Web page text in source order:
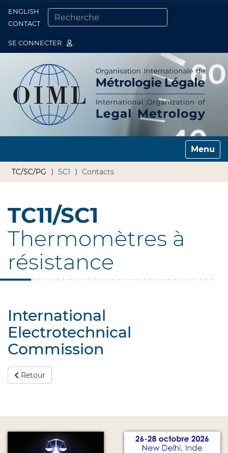
ENGLISH
CONTACT
SE CONNECTER
Toggle
TC/SC/PG SC1 Contacts
TC11/SC1
Thermomètres à
résistance
International
Electrotechnical
Commission
Retour